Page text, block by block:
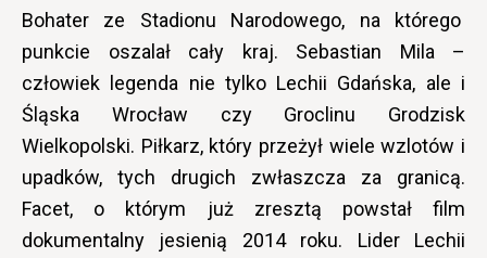
Bohater ze Stadionu Narodowego, na którego
punkcie oszalał cały kraj. Sebastian Mila –
człowiek legenda nie tylko Lechii Gdańska, ale i
Śląska Wrocław czy Groclinu Grodzisk
Wielkopolski. Piłkarz, który przeżył wiele wzlotów i
upadków, tych drugich zwłaszcza za granicą.
Facet, o którym już zresztą powstał film
dokumentalny jesienią 2014 roku. Lider Lechii